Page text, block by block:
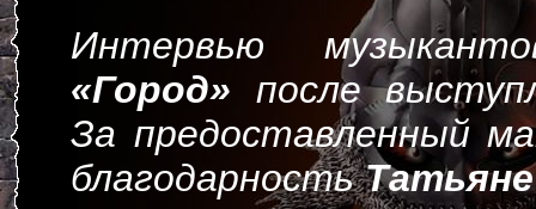
Интервью
«Город» после
За предоставленный
благодарность